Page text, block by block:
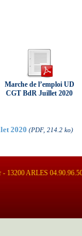
Marche de l’emploi UD
CGT BdR Juillet 2020
2020 (PDF, 214.2 ko)
- 13200 ARLES